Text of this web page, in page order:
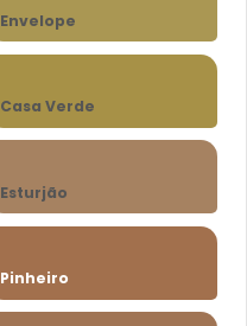
Envelope
Casa Verde
Esturjão
Pinheiro